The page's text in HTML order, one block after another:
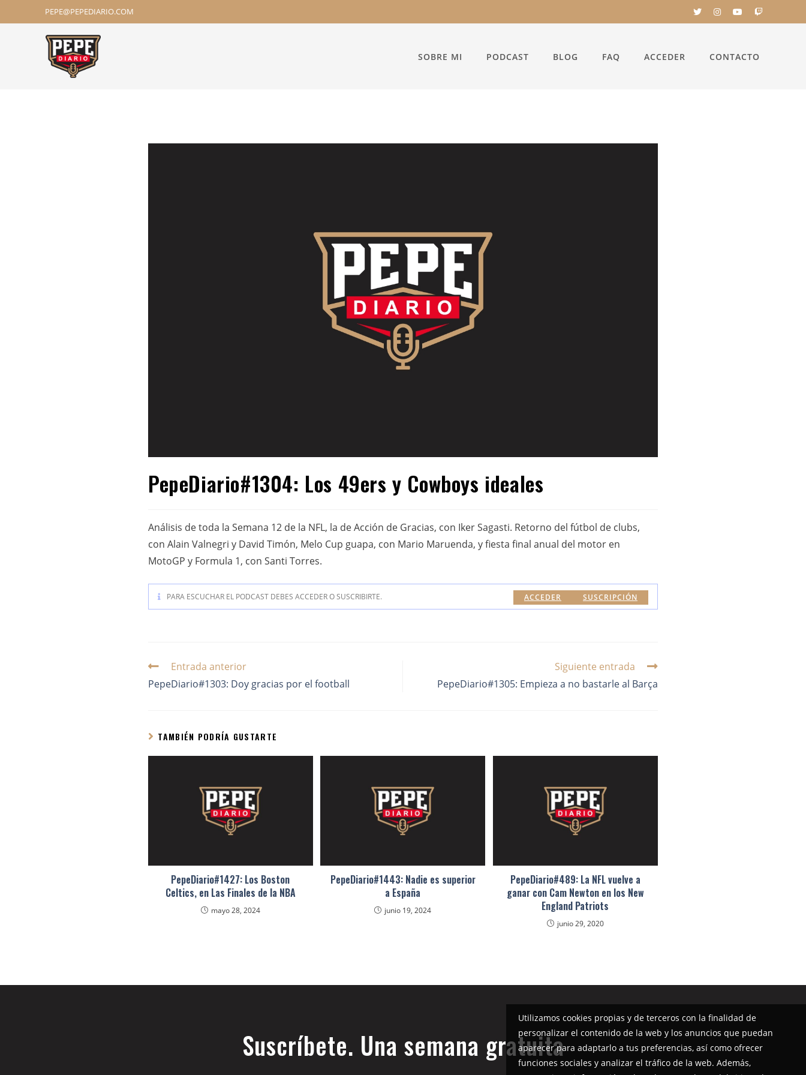
PEPE@PEPEDIARIO.COM
SOBRE MI PODCAST BLOG FAQ ACCEDER CONTACTO
PepeDiario#1304: Los 49ers y Cowboys ideales
Análisis de toda la Semana 12 de la NFL, la de Acción de Gracias, con Iker Sagasti. Retorno del fútbol de clubs,
con Alain Valnegri y David Timón, Melo Cup guapa, con Mario Maruenda, y fiesta final anual del motor en
MotoGP y Formula 1, con Santi Torres.
PARA ESCUCHAR EL PODCAST DEBES ACCEDER O SUSCRIBIRTE. SUSCRIPCIÓN
ACCEDER
Entrada anterior
PepeDiario#1303: Doy gracias por el football
Siguiente entrada
PepeDiario#1305: Empieza a no bastarle al Barça
TAMBIÉN PODRÍA GUSTARTE
PepeDiario#1427: Los Boston
Celtics, en Las Finales de la NBA
mayo 28, 2024
PepeDiario#1443: Nadie es superior
a España
junio 19, 2024
PepeDiario#489: La NFL vuelve a
ganar con Cam Newton en los New
England Patriots
junio 29, 2020
Suscríbete. Una semana gratuita
Utilizamos cookies propias y de terceros con la finalidad de
personalizar el contenido de la web y los anuncios que puedan
aparecer para adaptarlo a tus preferencias, así como ofrecer
funciones sociales y analizar el tráfico de la web. Además,